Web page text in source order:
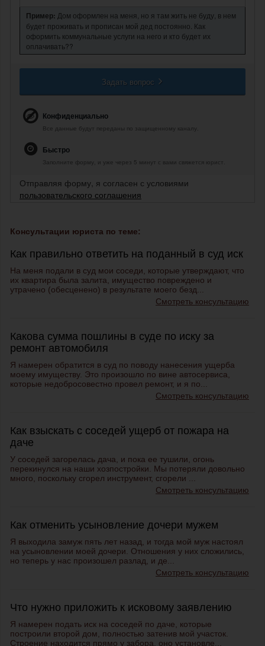
Пример: Дом оформлен на меня, но я там жить не буду, в нем
будет проживать и прописан мой дед постоянно. Как
оформить коммунальные услуги на него и кто будет их
оплачивать??
Задать вопрос
Конфиденциально
Все данные будут переданы по защищенному каналу.
Быстро
Заполните форму, и уже через 5 минут с вами свяжется юрист.
Отправляя форму, я согласен с условиями
пользовательского соглашения
Консультации юриста по теме:
Как правильно ответить на поданный в суд иск
На меня подали в суд мои соседи, которые утверждают, что
их квартира была залита, имущество повреждено и
утрачено (обесценено) в результате моего безд...
Смотреть консультацию
Какова сумма пошлины в суде по иску за
ремонт автомобиля
Я намерен обратится в суд по поводу нанесения ущерба
моему имуществу. Это произошло по вине автосервиса,
которые недобросовестно провел ремонт, и я по...
Смотреть консультацию
Как взыскать с соседей ущерб от пожара на
даче
У соседей загорелась дача, и пока ее тушили, огонь
перекинулся на наши хозпостройки. Мы потеряли довольно
много, поскольку сгорел инструмент, сгорели ...
Смотреть консультацию
Как отменить усыновление дочери мужем
Я выходила замуж пять лет назад, и тогда мой муж настоял
на усыновлении моей дочери. Отношения у них сложились,
но теперь у нас произошел разлад, и де...
Смотреть консультацию
Что нужно приложить к исковому заявлению
Я намерен подать иск на соседей по даче, которые
построили второй дом, полностью затенив мой участок.
Строение находится прямо у забора, оно установле...